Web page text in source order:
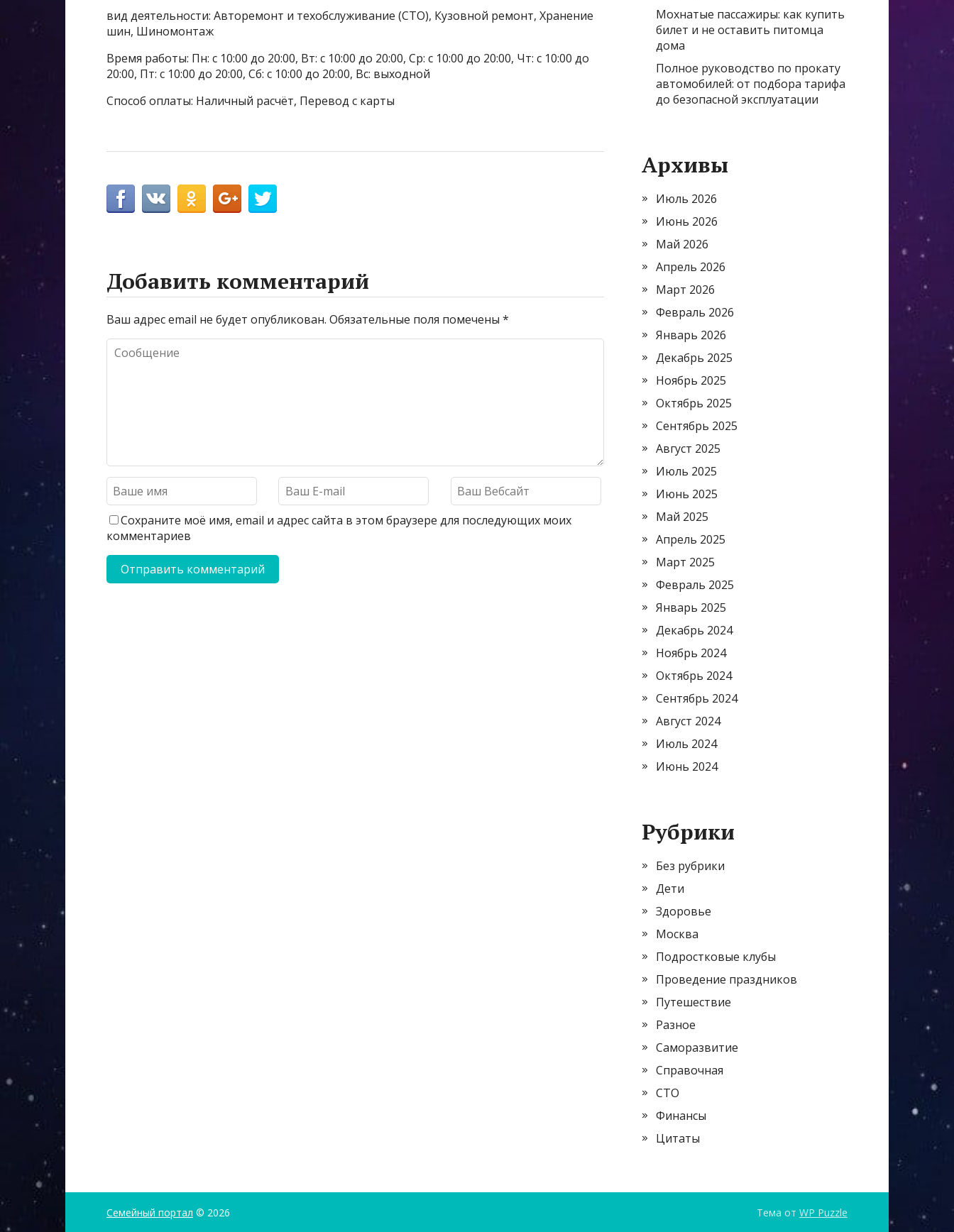
вид деятельности: Авторемонт и техобслуживание (СТО), Кузовной ремонт, Хранение
шин, Шиномонтаж
Время работы: Пн: с 10:00 до 20:00, Вт: с 10:00 до 20:00, Ср: с 10:00 до 20:00, Чт: с 10:00 до
20:00, Пт: с 10:00 до 20:00, Сб: с 10:00 до 20:00, Вс: выходной
Способ оплаты: Наличный расчёт, Перевод с карты
Добавить комментарий
Ваш адрес email не будет опубликован. Обязательные поля помечены *
Сохраните моё имя, email и адрес сайта в этом браузере для последующих моих
комментариев
Мохнатые пассажиры: как купить
билет и не оставить питомца
дома
Полное руководство по прокату
автомобилей: от подбора тарифа
до безопасной эксплуатации
Архивы
Июль 2026
Июнь 2026
Май 2026
Апрель 2026
Март 2026
Февраль 2026
Январь 2026
Декабрь 2025
Ноябрь 2025
Октябрь 2025
Сентябрь 2025
Август 2025
Июль 2025
Июнь 2025
Май 2025
Апрель 2025
Март 2025
Февраль 2025
Январь 2025
Декабрь 2024
Ноябрь 2024
Октябрь 2024
Сентябрь 2024
Август 2024
Июль 2024
Июнь 2024
Рубрики
Без рубрики
Дети
Здоровье
Москва
Подростковые клубы
Проведение праздников
Путешествие
Разное
Саморазвитие
Справочная
СТО
Финансы
Цитаты
Семейный портал © 2026 Тема от WP Puzzle